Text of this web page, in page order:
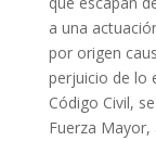
a una
por origen
perjuicio de lo
Código Civil,
Fuerza